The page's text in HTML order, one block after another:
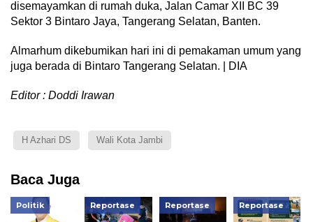
disemayamkan di rumah duka, Jalan Camar XII BC 39
Sektor 3 Bintaro Jaya, Tangerang Selatan, Banten.
Almarhum dikebumikan hari ini di pemakaman umum yang
juga berada di Bintaro Tangerang Selatan. | DIA
Editor : Doddi Irawan
H Azhari DS Wali Kota Jambi
Baca Juga
Politik Reportase Reportase Reportase